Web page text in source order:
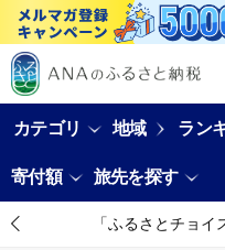
カテゴリ 地域 ラン
寄付額 旅先を探す
「ふるさとチョ